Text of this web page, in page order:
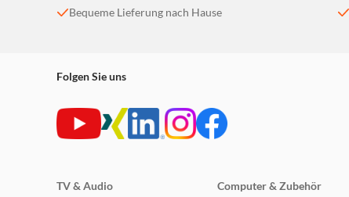
Geschlossen - öffnet um 09:00 Uhr
31303 Burgdorf
Bequeme Lieferung nach Hause
Folgen Sie uns
TV & Audio
Computer & Zubehör